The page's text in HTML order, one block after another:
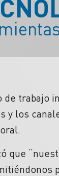
de trabajo
y los
que